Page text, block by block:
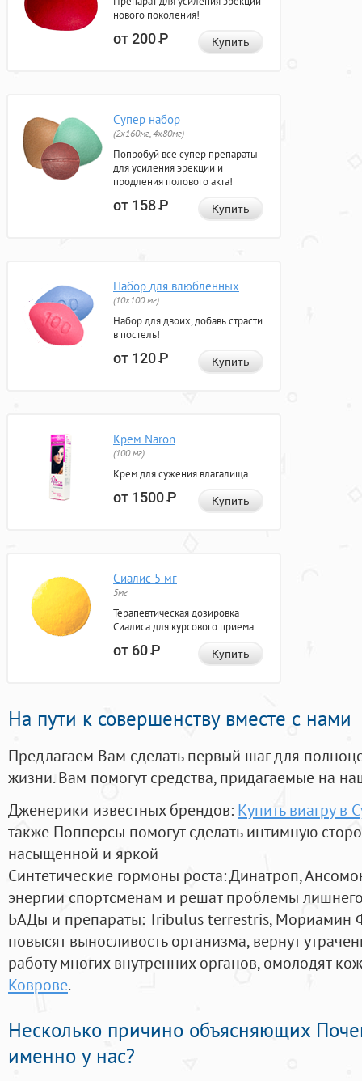
нового поколения!
от 200Р Купить
Супер набор
(2х160мг, 4х80мг)
Попробуй все супер препараты
для усиления эрекции и
продления полового акта!
от 158Р Купить
Набор для влюбленных
(10х100 мг)
Набор для двоих, добавь страсти
в постель!
от 120Р Купить
Крем Naron
(100 мг)
Крем для сужения влагалища
от 1500Р Купить
Сиалис 5 мг
5мг
Терапевтическая дозировка
Сиалиса для курсового приема
от 60Р Купить
На пути к совершенству вместе с нами
Предлагаем Вам сделать первый шаг для
жизни. Вам помогут средства, придагаемые на
Дженерики известных брендов: Купить виагру в
также Попперсы помогут сделать интимную
насыщенной и яркой
Синтетические гормоны роста: Динатроп,
энергии спортсменам и решат проблемы
БАДы и препараты:Tribulus terrestris, Мориамин
повысят выносливость организма, вернут
работу многих внутренних органов, омолодят
Коврове.
Несколько причино объясняющих
именно у нас?